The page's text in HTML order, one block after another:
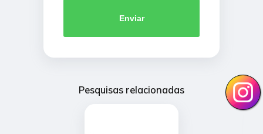
Enviar
Pesquisas relacionadas